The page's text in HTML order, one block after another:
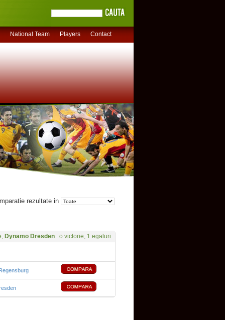
National Team Players Contact
rezultate in
Dynamo Dresden : o victorie, 1 egaluri